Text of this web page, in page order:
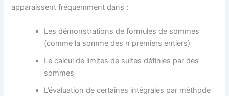
apparaissent fréquemment dans :
Les démonstrations de formules de sommes
(comme la somme des n premiers entiers)
Le calcul de limites de suites définies par des
sommes
L’évaluation de certaines intégrales par méthode